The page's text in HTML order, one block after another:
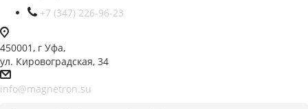
+7 (347) 226-96-23
450001, г Уфа,
ул. Кировоградская, 34
info@magnetron.su